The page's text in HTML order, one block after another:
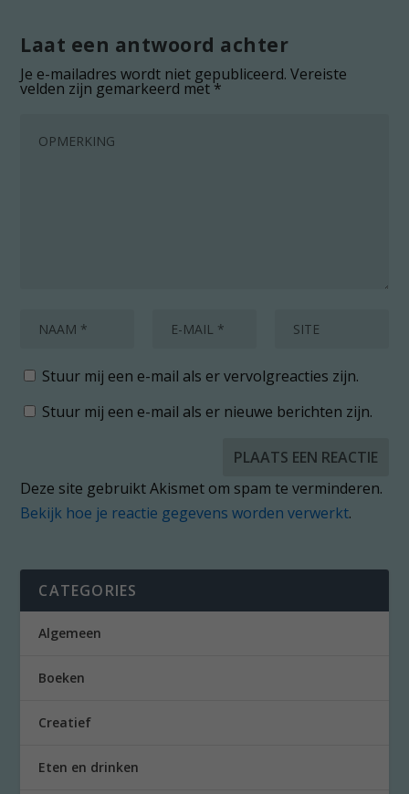
Laat een antwoord achter
Je e-mailadres wordt niet gepubliceerd. Vereiste
velden zijn gemarkeerd met*
Stuur mij een e-mail als er vervolgreacties zijn.
Stuur mij een e-mail als er nieuwe berichten zijn.
Deze site gebruikt Akismet om spam te verminderen.
Bekijk hoe je reactie gegevens worden verwerkt.
CATEGORIES
Algemeen
Boeken
Creatief
Eten en drinken